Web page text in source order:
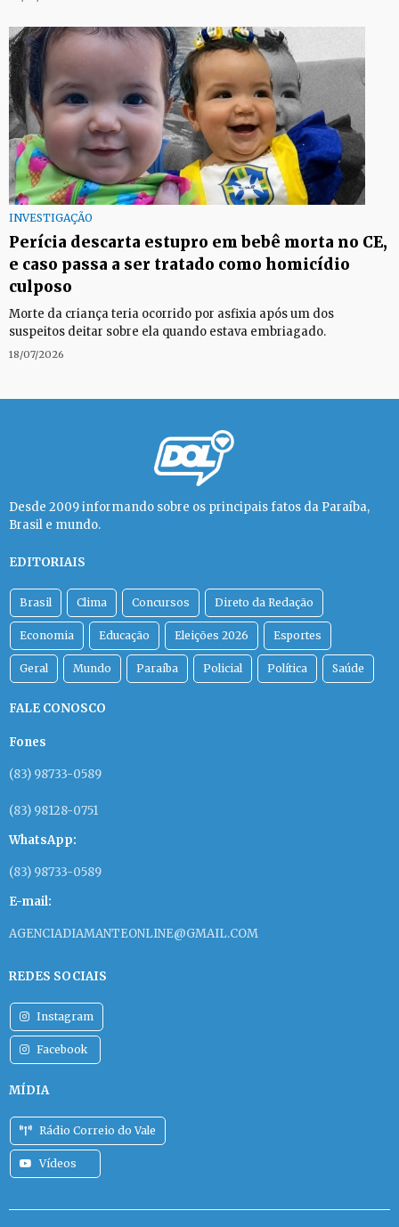
INVESTIGAÇÃO
Perícia descarta estupro em bebê morta no CE,
e caso passa a ser tratado como homicídio
culposo
Morte da criança teria ocorrido por asfixia após um dos
suspeitos deitar sobre ela quando estava embriagado.
18/07/2026
Desde 2009 informando sobre os principais fatos da Paraíba,
Brasil e mundo.
EDITORIAIS
Brasil Clima Concursos Direto da Redação
Economia Educação Eleições 2026 Esportes
Geral Mundo Paraíba Policial Política Saúde
FALE CONOSCO
Fones
(83) 98733-0589
(83) 98128-0751
WhatsApp:
(83) 98733-0589
E-mail:
AGENCIADIAMANTEONLINE@GMAIL.COM
REDES SOCIAIS
Instagram
Facebook
MÍDIA
Rádio Correio do Vale
Vídeos